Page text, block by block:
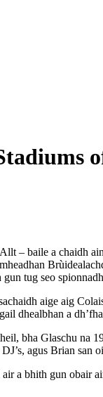
– baile a chaidh
tug seo
aige aig
dhealbhan a
bha Glaschu na
agus Brian san
a bhith gun obair